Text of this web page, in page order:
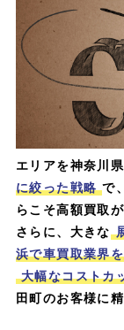
エリアを神奈川
に絞った戦略 で
らこそ高額買取が
さらに、大きな
浜で車買取業界
大幅なコストカ
田町のお客様に